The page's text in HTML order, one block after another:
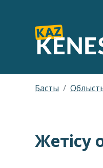
Басты
Жетісу